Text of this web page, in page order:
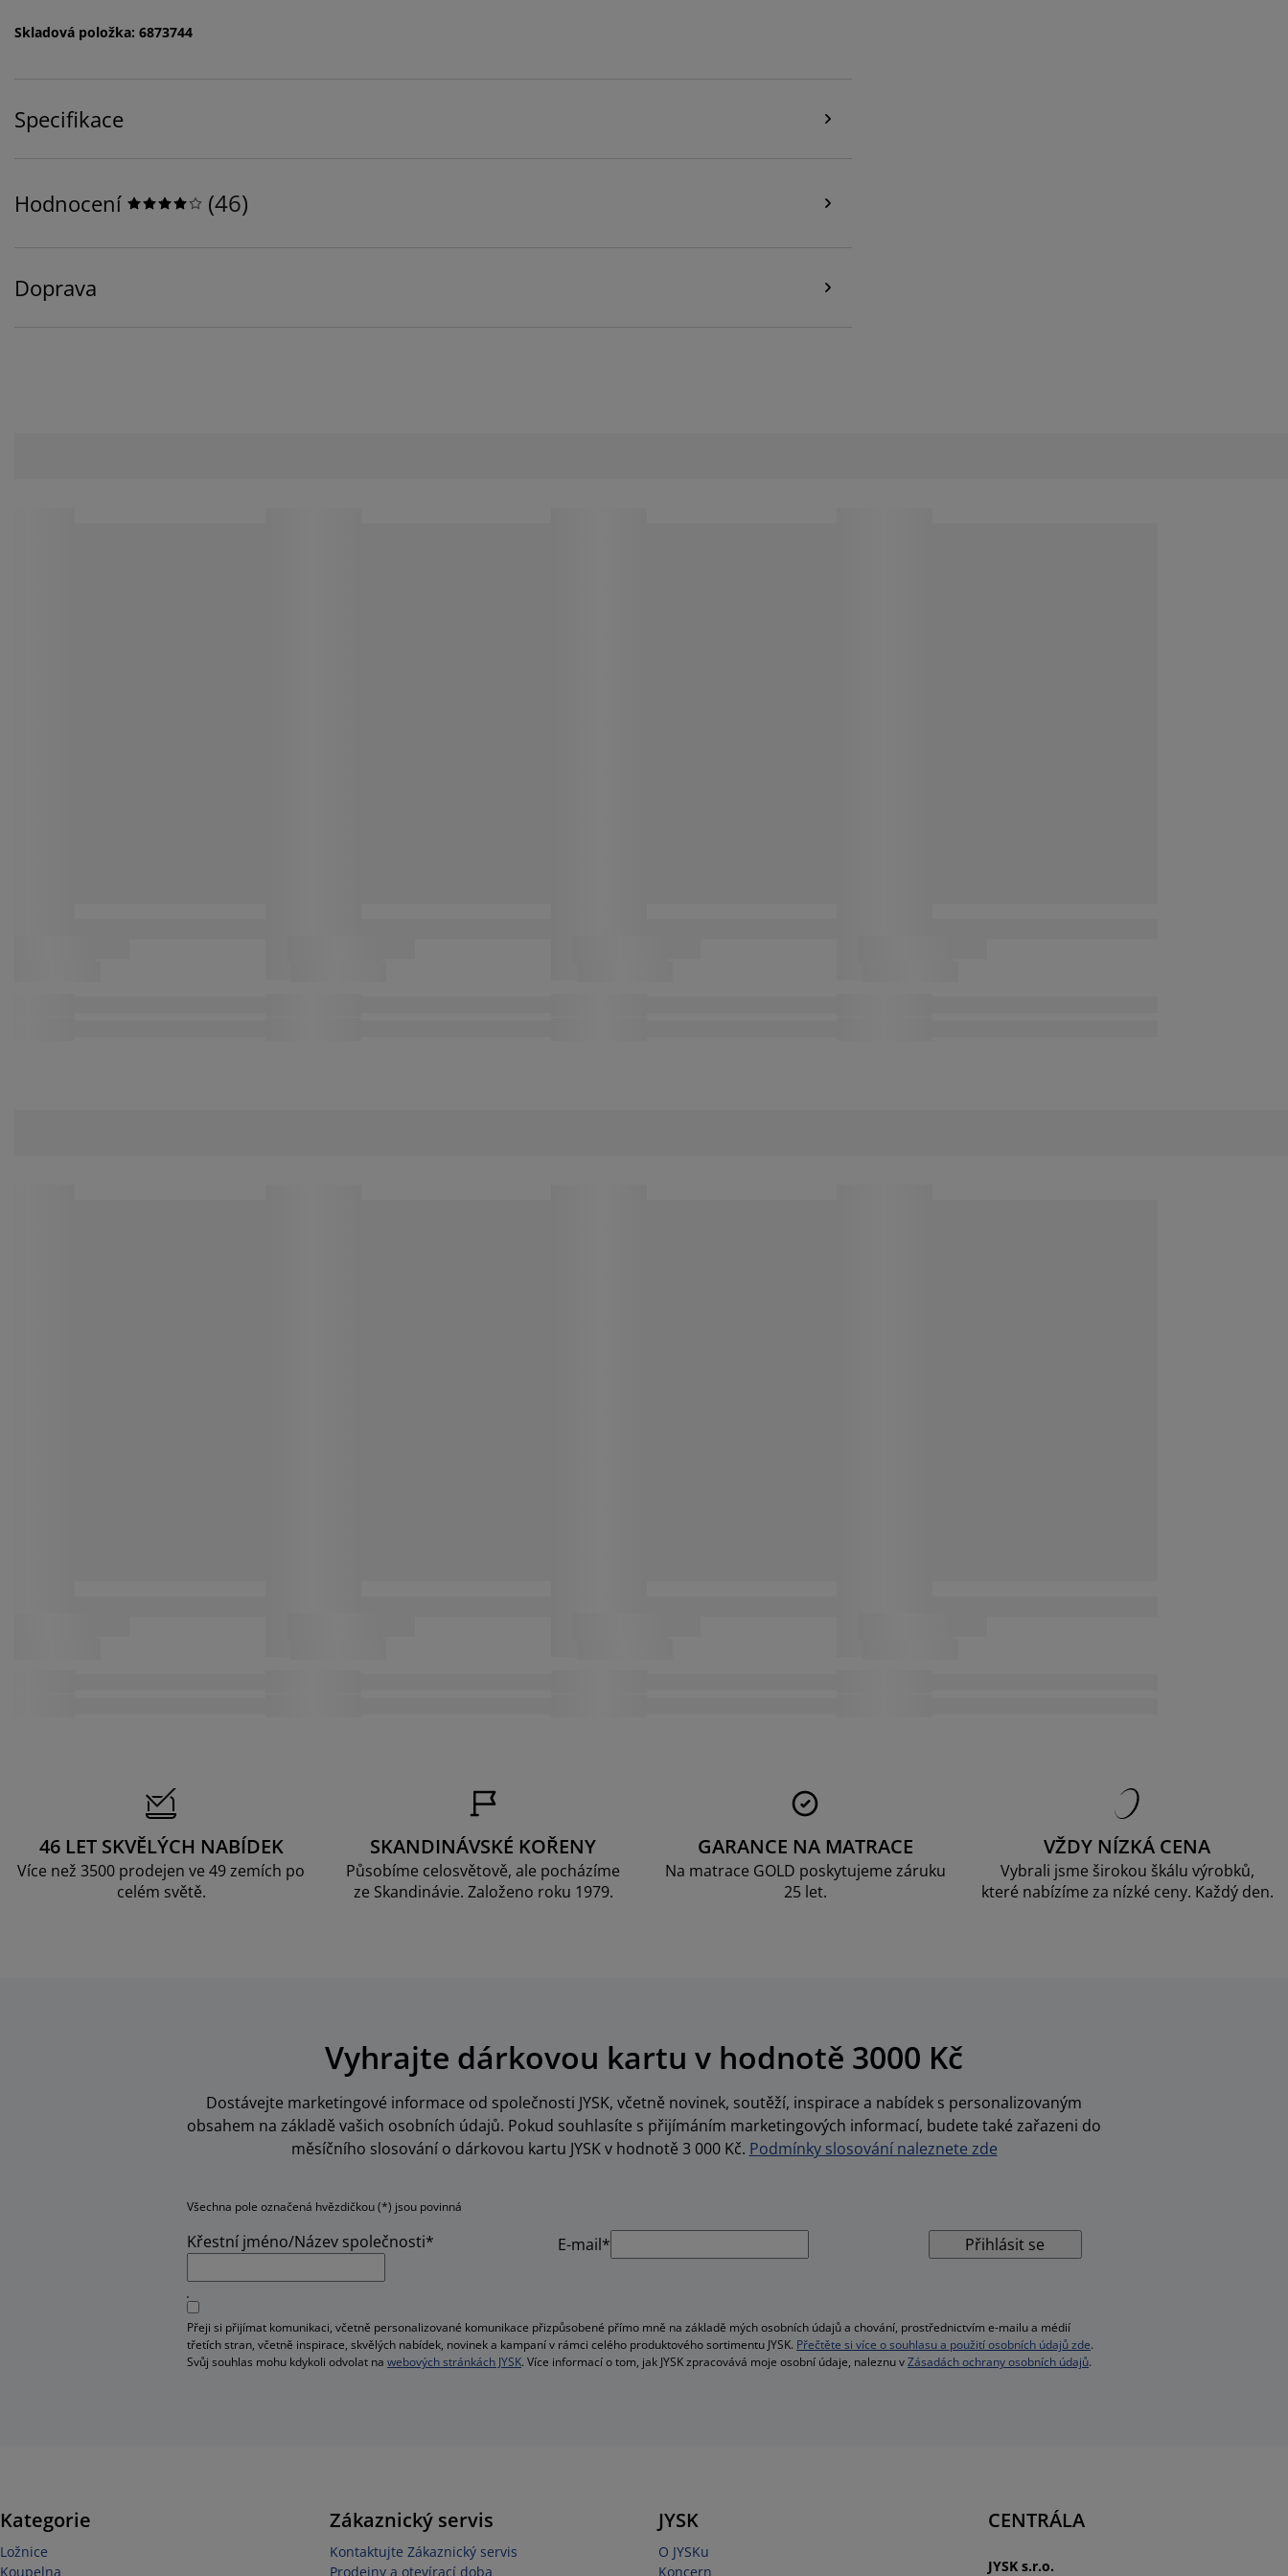
Skladová položka: 6873744
Specifikace
Hodnocení (46)
Doprava
46 LET SKVĚLÝCH NABÍDEK
Více než 3500 prodejen ve 49 zemích po
celém světě.
SKANDINÁVSKÉ KOŘENY
Působíme celosvětově, ale pocházíme
ze Skandinávie. Založeno roku 1979.
GARANCE NA MATRACE
Na matrace GOLD poskytujeme záruku
25 let.
VŽDY NÍZKÁ CENA
Vybrali jsme širokou škálu výrobků,
které nabízíme za nízké ceny. Každý den.
Vyhrajte dárkovou kartu v hodnotě 3000 Kč
Dostávejte marketingové informace od společnosti JYSK, včetně novinek, soutěží, inspirace a nabídek s personalizovaným
obsahem na základě vašich osobních údajů. Pokud souhlasíte s přijímáním marketingových informací, budete také zařazeni do
měsíčního slosování o dárkovou kartu JYSK v hodnotě 3 000 Kč. Podmínky slosování naleznete zde
Všechna pole označená hvězdičkou (*) jsou povinná
Křestní jméno/Název společnosti* E-mail* Přihlásit se
Přeji si přijímat komunikaci, včetně personalizované komunikace přizpůsobené přímo mně na základě mých osobních údajů a chování, prostřednictvím e-mailu a médií
třetích stran, včetně inspirace, skvělých nabídek, novinek a kampaní v rámci celého produktového sortimentu JYSK. Přečtěte si více o souhlasu a použití osobních údajů zde.
Svůj souhlas mohu kdykoli odvolat na webových stránkách JYSK. Více informací o tom, jak JYSK zpracovává moje osobní údaje, naleznu vZásadách ochrany osobních údajů.
Kategorie
Ložnice
Koupelna
Zákaznický servis
Kontaktujte Zákaznický servis
Prodejny a otevírací doba
JYSK
O JYSKu
Koncern
CENTRÁLA
JYSK s.r.o.